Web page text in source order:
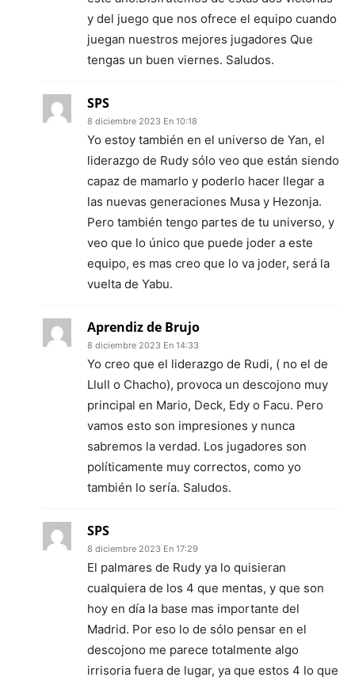
y del juego que nos ofrece el equipo cuando
juegan nuestros mejores jugadores Que
tengas un buen viernes. Saludos.
SPS
8 diciembre 2023 En 10:18
Yo estoy también en el universo de Yan, el
liderazgo de Rudy sólo veo que están siendo
capaz de mamarlo y poderlo hacer llegar a
las nuevas generaciones Musa y Hezonja.
Pero también tengo partes de tu universo, y
veo que lo único que puede joder a este
equipo, es mas creo que lo va joder, será la
vuelta de Yabu.
Aprendiz de Brujo
8 diciembre 2023 En 14:33
Yo creo que el liderazgo de Rudi, ( no el de
Llull o Chacho), provoca un descojono muy
principal en Mario, Deck, Edy o Facu. Pero
vamos esto son impresiones y nunca
sabremos la verdad. Los jugadores son
políticamente muy correctos, como yo
también lo sería. Saludos.
SPS
8 diciembre 2023 En 17:29
El palmares de Rudy ya lo quisieran
cualquiera de los 4 que mentas, y que son
hoy en día la base mas importante del
Madrid. Por eso lo de sólo pensar en el
descojono me parece totalmente algo
irrisoria fuera de lugar, ya que estos 4 lo que